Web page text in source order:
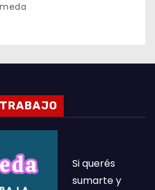
Si querés
sumarte y